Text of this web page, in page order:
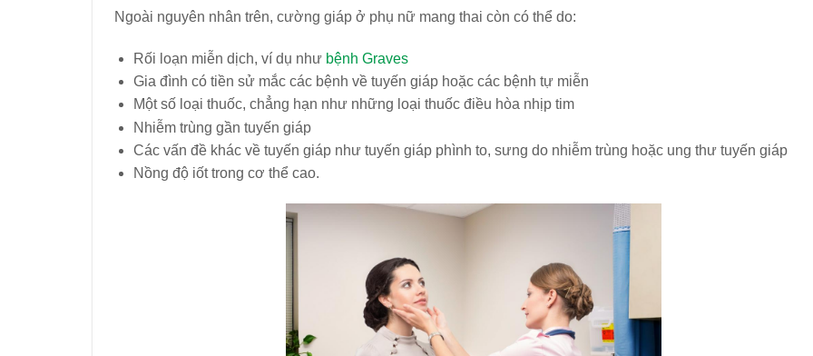
Ngoài nguyên nhân trên, cường giáp ở phụ nữ mang thai còn có thể do:
Rối loạn miễn dịch, ví dụ như bệnh Graves
Gia đình có tiền sử mắc các bệnh về tuyến giáp hoặc các bệnh tự miễn
Một số loại thuốc, chẳng hạn như những loại thuốc điều hòa nhịp tim
Nhiễm trùng gần tuyến giáp
Các vấn đề khác về tuyến giáp như tuyến giáp phình to, sưng do nhiễm trùng hoặc ung thư tuyến giáp
Nồng độ iốt trong cơ thể cao.